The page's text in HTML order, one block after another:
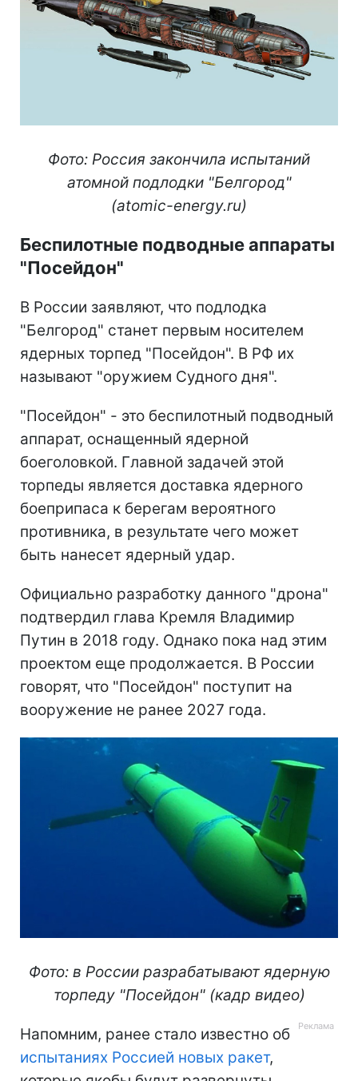
Фото: Россия закончила испытаний
атомной подлодки "Белгород"
(atomic-energy.ru)
Беспилотные подводные аппараты
"Посейдон"
В России заявляют, что подлодка
"Белгород" станет первым носителем
ядерных торпед "Посейдон". В РФ их
называют "оружием Судного дня".
"Посейдон" - это беспилотный подводный
аппарат, оснащенный ядерной
боеголовкой. Главной задачей этой
торпеды является доставка ядерного
боеприпаса к берегам вероятного
противника, в результате чего может
быть нанесет ядерный удар.
Официально разработку данного "дрона"
подтвердил глава Кремля Владимир
Путин в 2018 году. Однако пока над этим
проектом еще продолжается. В России
говорят, что "Посейдон" поступит на
вооружение не ранее 2027 года.
Фото: в России разрабатывают ядерную
торпеду "Посейдон" (кадр видео)
Напомним, ранее стало известно об
испытаниях Россией новых ракет,